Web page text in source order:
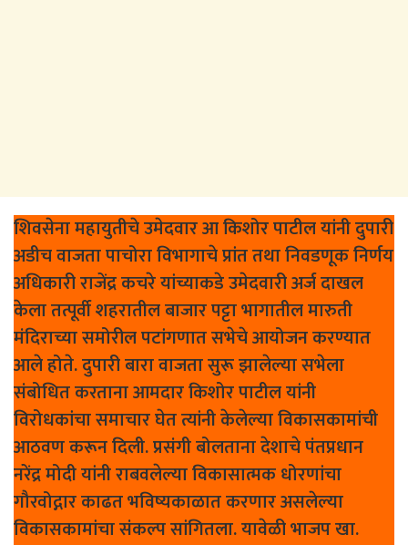
शिवसेना महायुतीचे उमेदवार आ किशोर पाटील यांनी दुपारी
अडीच वाजता पाचोरा विभागाचे प्रांत तथा निवडणूक निर्णय
अधिकारी राजेंद्र कचरे यांच्याकडे उमेदवारी अर्ज दाखल
केला तत्पूर्वी शहरातील बाजार पट्टा भागातील मारुती
मंदिराच्या समोरील पटांगणात सभेचे आयोजन करण्यात
आले होते. दुपारी बारा वाजता सुरू झालेल्या सभेला
संबोधित करताना आमदार किशोर पाटील यांनी
विरोधकांचा समाचार घेत त्यांनी केलेल्या विकासकामांची
आठवण करून दिली. प्रसंगी बोलताना देशाचे पंतप्रधान
नरेंद्र मोदी यांनी राबवलेल्या विकासात्मक धोरणांचा
गौरवोद्गार काढत भविष्यकाळात करणार असलेल्या
विकासकामांचा संकल्प सांगितला. यावेळी भाजप खा.